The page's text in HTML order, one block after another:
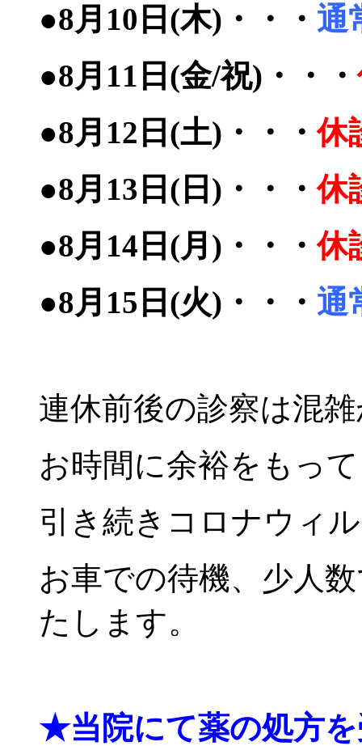
●8月10日(木)・・・ 通
●8月11日(金/祝)・・・
●8月12日(土)・・・休
●8月13日(日)・・・休
●8月14日(月)・・・休
●8月15日(火)・・・ 通
連休前後の診察は混
お時間に余裕をもっ
引き続きコロナウィ
お車での待機、少人
たします。
★当院にて薬の処方